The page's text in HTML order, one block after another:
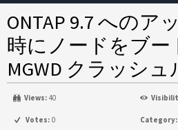
ONTAP 9.7 へのア
時にノードをブー
MGWD クラッシ
Views: 40
Votes: 0 Category: